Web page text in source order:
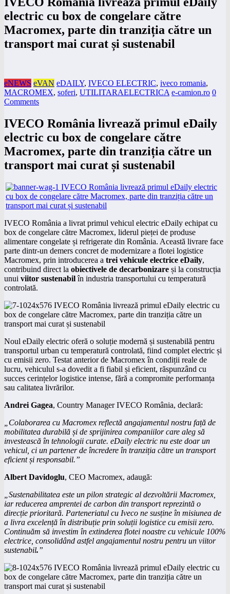
electric cu box de congelare către
Macromex, parte din tranziția către un
transport mai curat și sustenabil
eNEWS eVAN eDAILY, IVECO ELECTRIC, iveco romania,
MACROMEX, soferi, UTILITARAELECTRICA e-camion.ro 0
Comments
IVECO România livrează primul eDaily
electric cu box de congelare către
Macromex, parte din tranziția către un
transport mai curat și sustenabil
IVECO România a livrat primul vehicul electric eDaily echipat cu
box de congelare către Macromex, liderul pieței de produse
alimentare congelate și refrigerate din România. Această livrare face
parte dintr-un demers concret de modernizare a flotei logistice
Macromex, prin introducerea a trei vehicule electrice eDaily,
contribuind direct la obiectivele de decarbonizare și la construcția
unui viitor sustenabilîn industria transportului cu temperatură
controlată.
Noul eDaily electric oferă o soluție modernă și sustenabilă pentru
transportul urban cu temperatură controlată, fiind complet electric și
cu emisii zero. Testat anterior de Macromex în condiții reale de
lucru, vehiculul s-a dovedit a fi fiabil și eficient, răspunzând cu
succes cerințelor logistice intense, fără a compromite performanța
sau calitatea livrărilor.
Andrei Gagea, Country Manager IVECO România, declară:
„Colaborarea cu Macromex reflectă angajamentul nostru față de
mobilitatea durabilă și de sprijinirea companiilor care aleg să
investească în tehnologii curate. eDaily electric nu este doar un
vehicul, ci un partener de încredere în tranziția către un transport
eficient și responsabil.”
Albert Davidoglu, CEO Macromex, adaugă:
„Sustenabilitatea este un pilon strategic al dezvoltării Macromex,
iar reducerea amprentei de carbon din transport reprezintă o
direcție prioritară. Parteneriatul cu Iveco ne susține în misiunea de
a livra excelență în distribuție prin soluții logistice cu emisii zero.
Continuăm să investim în extinderea flotei noastre cu vehicule 100%
electrice, consolidând astfel angajamentul nostru pentru un viitor
sustenabil.”